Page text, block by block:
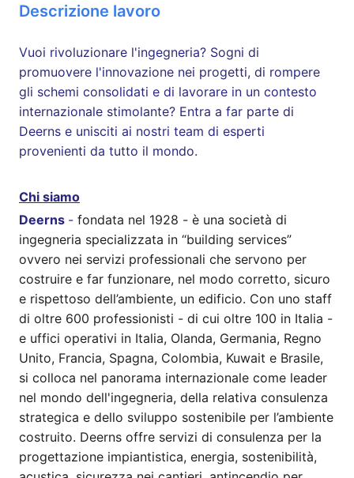
Descrizione lavoro
Vuoi rivoluzionare l'ingegneria? Sogni di
promuovere l'innovazione nei progetti, di rompere
gli schemi consolidati e di lavorare in un contesto
internazionale stimolante? Entra a far parte di
Deerns e unisciti ai nostri team di esperti
provenienti da tutto il mondo.
Chi siamo
Deerns - fondata nel 1928 - è una società di
ingegneria specializzata in “building services”
ovvero nei servizi professionali che servono per
costruire e far funzionare, nel modo corretto, sicuro
e rispettoso dell’ambiente, un edificio. Con uno staff
di oltre 600 professionisti - di cui oltre 100 in Italia -
e uffici operativi in Italia, Olanda, Germania, Regno
Unito, Francia, Spagna, Colombia, Kuwait e Brasile,
si colloca nel panorama internazionale come leader
nel mondo dell'ingegneria, della relativa consulenza
strategica e dello sviluppo sostenibile per l’ambiente
costruito. Deerns offre servizi di consulenza per la
progettazione impiantistica, energia, sostenibilità,